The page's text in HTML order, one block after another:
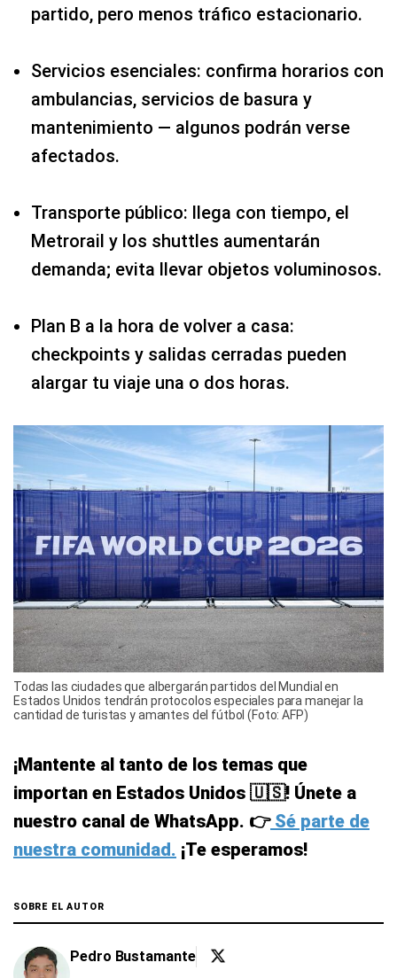
partido, pero menos tráfico estacionario.
Servicios esenciales: confirma horarios con
ambulancias, servicios de basura y
mantenimiento — algunos podrán verse
afectados.
Transporte público: llega con tiempo, el
Metrorail y los shuttles aumentarán
demanda; evita llevar objetos voluminosos.
Plan B a la hora de volver a casa:
checkpoints y salidas cerradas pueden
alargar tu viaje una o dos horas.
Todas las ciudades que albergarán partidos del Mundial en
Estados Unidos tendrán protocolos especiales para manejar la
cantidad de turistas y amantes del fútbol (Foto: AFP)
¡Mantente al tanto de los temas que
importan en Estados Unidos 🇺🇸! Únete a
nuestro canal de WhatsApp. 👉Sé parte de
nuestra comunidad. ¡Te esperamos!
SOBRE EL AUTOR
Pedro Bustamante